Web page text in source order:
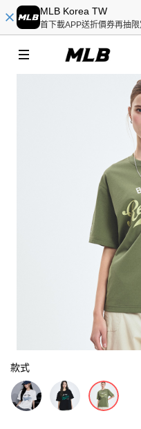
MLB Korea TW
首下載APP送折價券再抽
款式